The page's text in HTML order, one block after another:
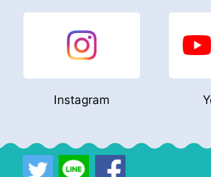
Instagram